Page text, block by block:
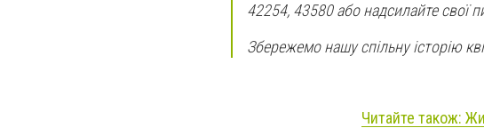
42254, 43580 або надсилайте свої
Збережемо нашу спільну історію
Читайте також: